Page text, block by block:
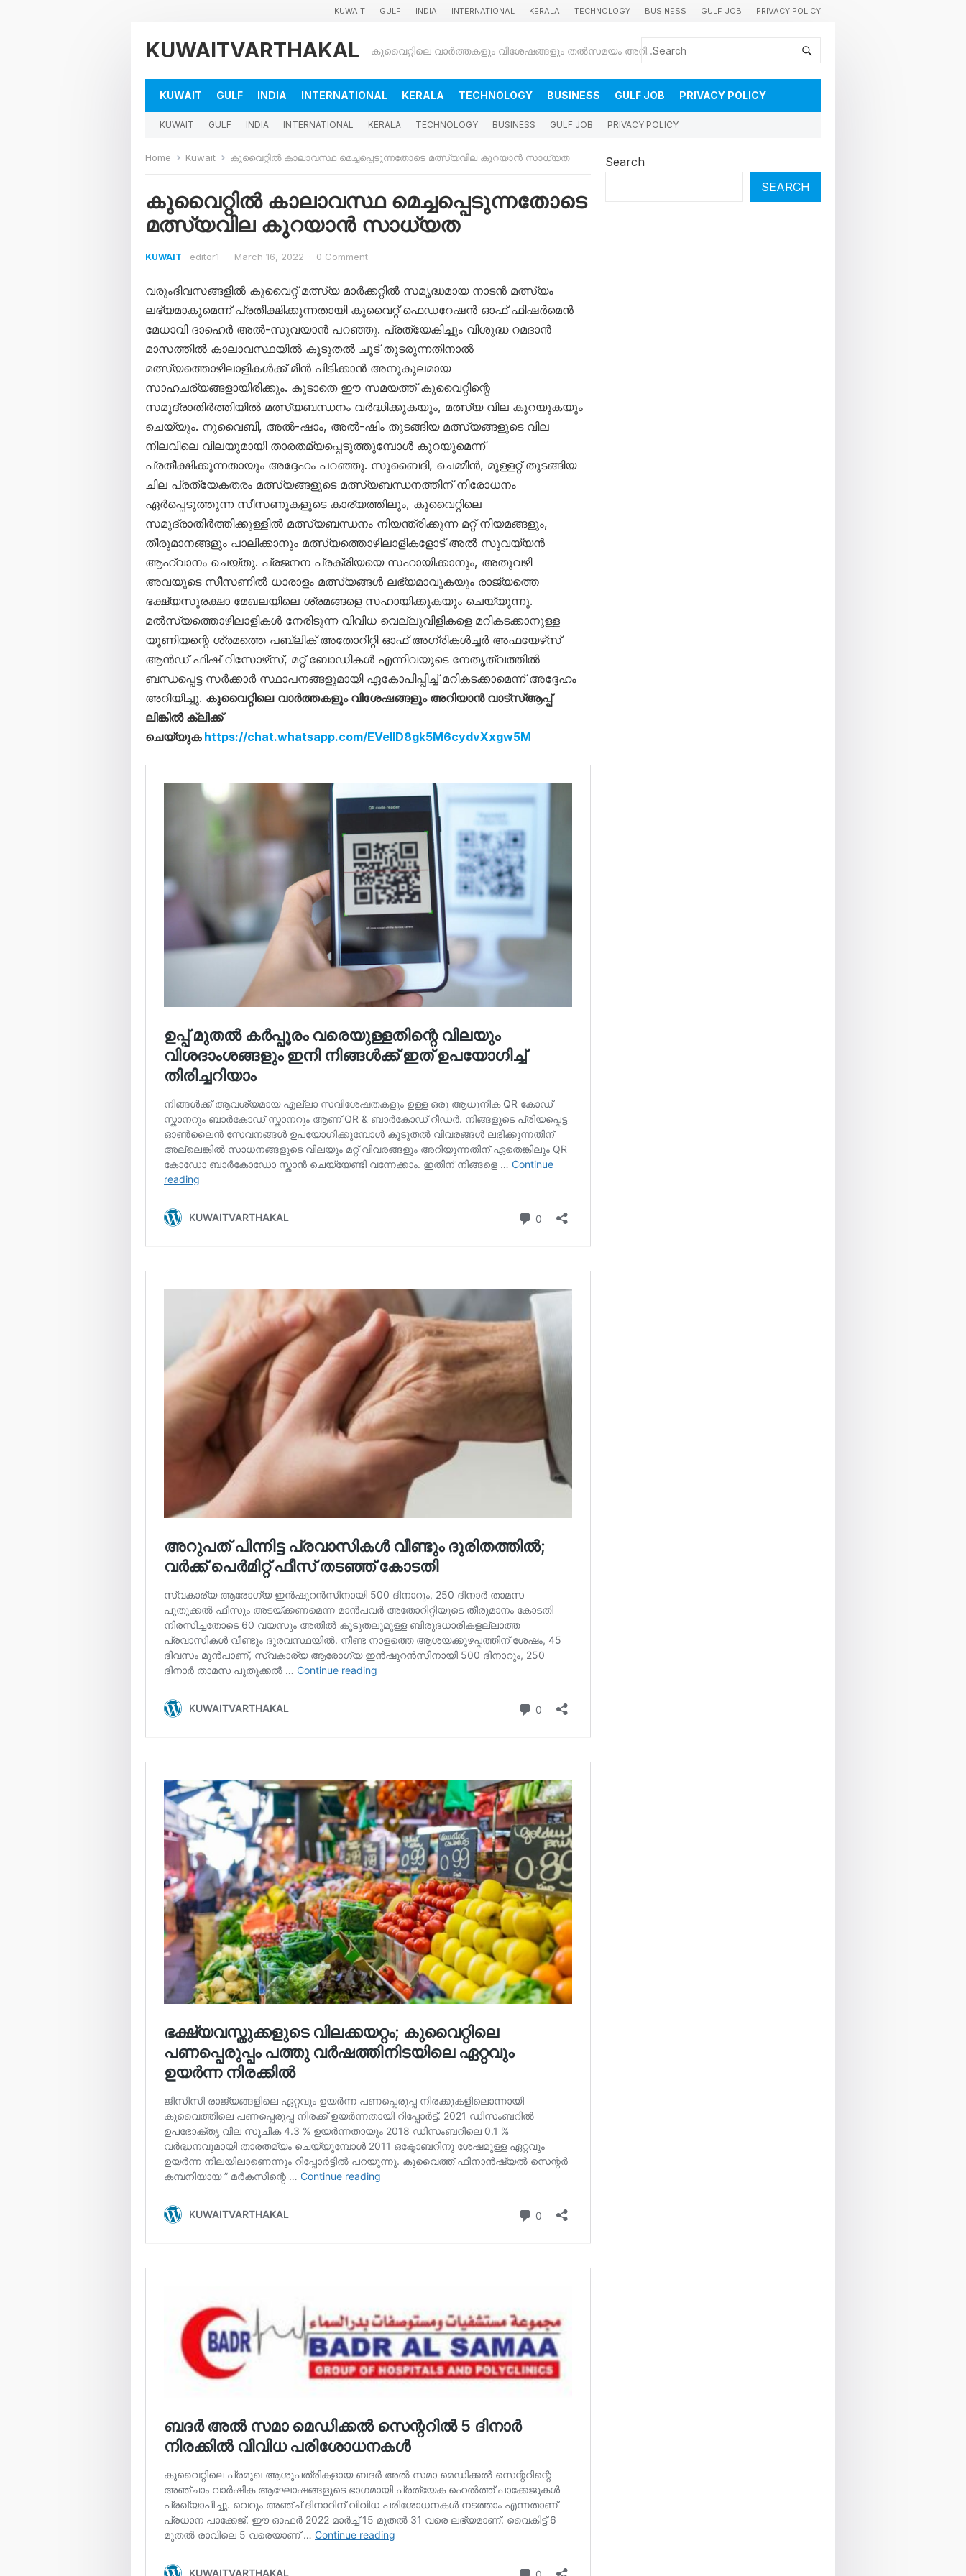
KUWAIT GULF INDIA INTERNATIONAL KERALA TECHNOLOGY BUSINESS GULF JOB PRIVACY POLICY
KUWAITVARTHAKAL കുവൈറ്റിലെ വാർത്തകളും വിശേഷങ്ങളും തൽസമയം അറിയാൻ
KUWAIT GULF INDIA INTERNATIONAL KERALA TECHNOLOGY BUSINESS GULF JOB PRIVACY POLICY
KUWAIT GULF INDIA INTERNATIONAL KERALA TECHNOLOGY BUSINESS GULF JOB PRIVACY POLICY
Home Kuwait കുവൈറ്റിൽ കാലാവസ്ഥ മെച്ചപ്പെടുന്നതോടെ മത്സ്യവില കുറയാൻ സാധ്യത
കുവൈറ്റിൽ കാലാവസ്ഥ മെച്ചപ്പെടുന്നതോടെ
മത്സ്യവില കുറയാൻ സാധ്യത
KUWAIT editor1 — March 16, 2022 · 0 Comment
വരുംദിവസങ്ങളിൽ കുവൈറ്റ്‌ മത്സ്യ മാർക്കറ്റിൽ സമൃദ്ധമായ നാടൻ മത്സ്യം
ലഭ്യമാകുമെന്ന് പ്രതീക്ഷിക്കുന്നതായി കുവൈറ്റ് ഫെഡറേഷൻ ഓഫ് ഫിഷർമെൻ
മേധാവി ദാഹെർ അൽ-സുവയാൻ പറഞ്ഞു. പ്രത്യേകിച്ചും വിശുദ്ധ റമദാൻ
മാസത്തിൽ കാലാവസ്ഥയിൽ കൂടുതൽ ചൂട് തുടരുന്നതിനാൽ
മത്സ്യത്തൊഴിലാളികൾക്ക് മീൻ പിടിക്കാൻ അനുകൂലമായ
സാഹചര്യങ്ങളായിരിക്കും. കൂടാതെ ഈ സമയത്ത് കുവൈറ്റിന്റെ
സമുദ്രാതിർത്തിയിൽ മത്സ്യബന്ധനം വർദ്ധിക്കുകയും, മത്സ്യ വില കുറയുകയും
ചെയ്യും. നുവൈബി, അൽ-ഷാം, അൽ-ഷിം തുടങ്ങിയ മത്സ്യങ്ങളുടെ വില
നിലവിലെ വിലയുമായി താരതമ്യപ്പെടുത്തുമ്പോൾ കുറയുമെന്ന്
പ്രതീക്ഷിക്കുന്നതായും അദ്ദേഹം പറഞ്ഞു. സുബൈദി, ചെമ്മീൻ, മുള്ളറ്റ് തുടങ്ങിയ
ചില പ്രത്യേകതരം മത്സ്യങ്ങളുടെ മത്സ്യബന്ധനത്തിന് നിരോധനം
ഏർപ്പെടുത്തുന്ന സീസണുകളുടെ കാര്യത്തിലും, കുവൈറ്റിലെ
സമുദ്രാതിർത്തിക്കുള്ളിൽ മത്സ്യബന്ധനം നിയന്ത്രിക്കുന്ന മറ്റ് നിയമങ്ങളും,
തീരുമാനങ്ങളും പാലിക്കാനും മത്സ്യത്തൊഴിലാളികളോട് അൽ സുവയ്യൻ
ആഹ്വാനം ചെയ്തു. പ്രജനന പ്രക്രിയയെ സഹായിക്കാനും, അതുവഴി
അവയുടെ സീസണിൽ ധാരാളം മത്സ്യങ്ങൾ ലഭ്യമാവുകയും രാജ്യത്തെ
ഭക്ഷ്യസുരക്ഷാ മേഖലയിലെ ശ്രമങ്ങളെ സഹായിക്കുകയും ചെയ്യുന്നു.
മൽസ്യത്തൊഴിലാളികൾ നേരിടുന്ന വിവിധ വെല്ലുവിളികളെ മറികടക്കാനുള്ള
യൂണിയന്റെ ശ്രമത്തെ പബ്ലിക് അതോറിറ്റി ഓഫ് അഗ്രികൾച്ചർ അഫയേഴ്‌സ്
ആൻഡ് ഫിഷ് റിസോഴ്‌സ്, മറ്റ് ബോഡികൾ എന്നിവയുടെ നേതൃത്വത്തിൽ
ബന്ധപ്പെട്ട സർക്കാർ സ്ഥാപനങ്ങളുമായി ഏകോപിപ്പിച്ച് മറികടക്കാമെന്ന് അദ്ദേഹം
അറിയിച്ചു. കുവൈറ്റിലെ വാ‍‍ർത്തകളും വിശേഷങ്ങളും അറിയാൻ വാട്സ്ആപ്പ്
ലിങ്കിൽ ക്ലിക്ക്
ചെയ്യുക https://chat.whatsapp.com/EVelID8gk5M6cydvXxgw5M
Search
SEARCH